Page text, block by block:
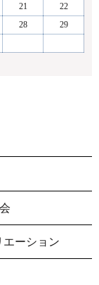
21
22
28
29
エーション